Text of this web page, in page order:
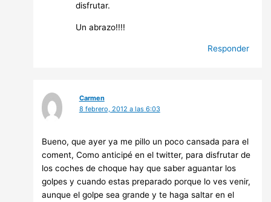
disfrutar.
Un abrazo!!!!
Responder
Carmen
8 febrero, 2012 a las 6:03
Bueno, que ayer ya me pillo un poco cansada para el
coment, Como anticipé en el twitter, para disfrutar de
los coches de choque hay que saber aguantar los
golpes y cuando estas preparado porque lo ves venir,
aunque el golpe sea grande y te haga saltar en el